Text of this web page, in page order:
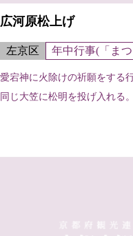
広河原松上げ
左京区 年中行事(「ま
愛宕神に火除けの祈願をする
同じ大笠に松明を投げ入れる。